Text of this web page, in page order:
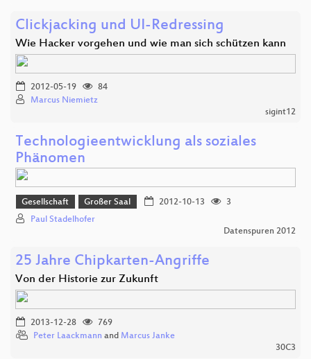
Clickjacking und UI-Redressing
Wie Hacker vorgehen und wie man sich schützen kann
2012-05-19
84
Marcus Niemietz
sigint12
Technologieentwicklung als soziales
Phänomen
Gesellschaft Großer Saal 2012-10-13
3
Paul Stadelhofer
Datenspuren 2012
25 Jahre Chipkarten-Angriffe
Von der Historie zur Zukunft
2013-12-28
769
Peter Laackmann and Marcus Janke
30C3